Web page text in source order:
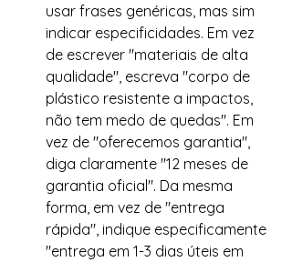
usar frases genéricas, mas sim
indicar especificidades. Em vez
de escrever "materiais de alta
qualidade", escreva "corpo de
plástico resistente a impactos,
não tem medo de quedas". Em
vez de "oferecemos garantia",
diga claramente "12 meses de
garantia oficial". Da mesma
forma, em vez de "entrega
rápida", indique especificamente
"entrega em 1-3 dias úteis em